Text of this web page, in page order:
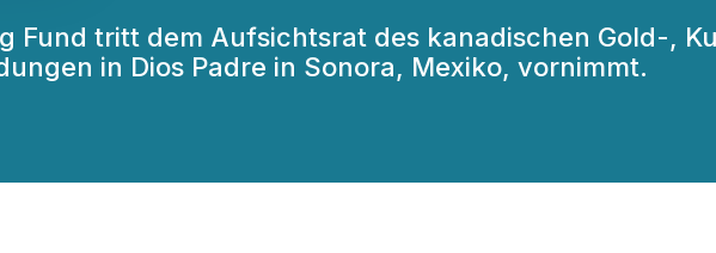
Fund tritt dem Aufsichtsrat des kanadischen Gold-,
in Dios Padre in Sonora, Mexiko, vornimmt.